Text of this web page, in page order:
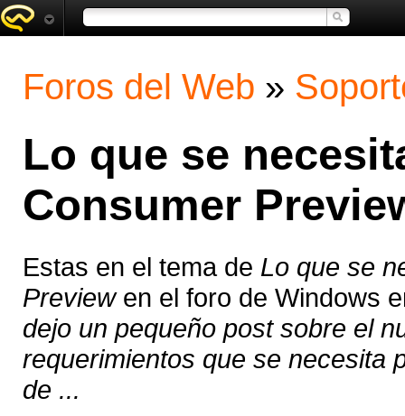
Foros del Web »
Lo que se
Consumer
Estas en el tema de Lo que se
Previewen el foro de Windows
dejo un pequeño post sobre el
requerimientos que se necesita
de ...